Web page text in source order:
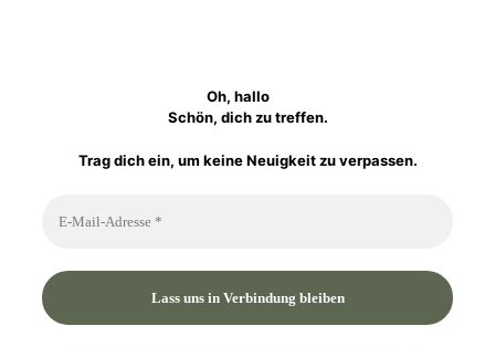
Oh, hallo
Schön, dich zu treffen.
Trag dich ein, um keine Neuigkeit zu verpassen.